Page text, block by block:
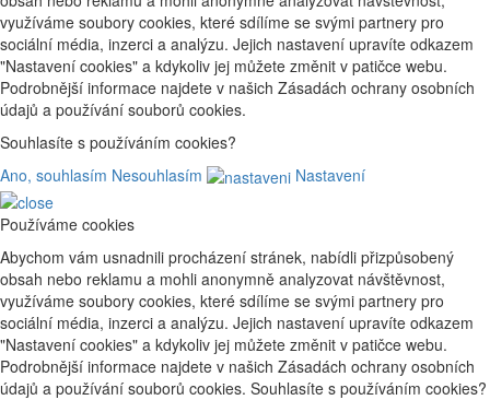
využíváme soubory cookies, které sdílíme se svými partnery pro
sociální média, inzerci a analýzu. Jejich nastavení upravíte odkazem
"Nastavení cookies" a kdykoliv jej můžete změnit v patičce webu.
Podrobnější informace najdete v našich Zásadách ochrany osobních
údajů a používání souborů cookies.
Souhlasíte s používáním cookies?
Ano, souhlasím Nesouhlasím Nastavení
Používáme cookies
Abychom vám usnadnili procházení stránek, nabídli přizpůsobený
obsah nebo reklamu a mohli anonymně analyzovat návštěvnost,
využíváme soubory cookies, které sdílíme se svými partnery pro
sociální média, inzerci a analýzu. Jejich nastavení upravíte odkazem
"Nastavení cookies" a kdykoliv jej můžete změnit v patičce webu.
Podrobnější informace najdete v našich Zásadách ochrany osobních
údajů a používání souborů cookies. Souhlasíte s používáním cookies?